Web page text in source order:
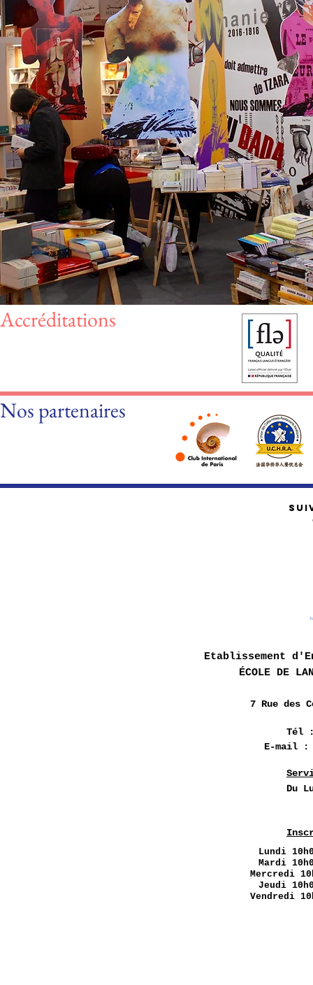
Accréditations
Nos partenaires
Etablissement
ÉCOLE DE
7 Rue des
Tél
E-mail
Du
Lundi
Mardi
Mercredi
Jeudi
Vendredi